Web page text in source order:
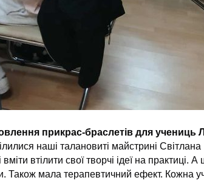
прикрас-браслетів для
наші талановиті майстрині
втілити свої творчі ідеї на
Також мала терапевтичний ефект. Кожна